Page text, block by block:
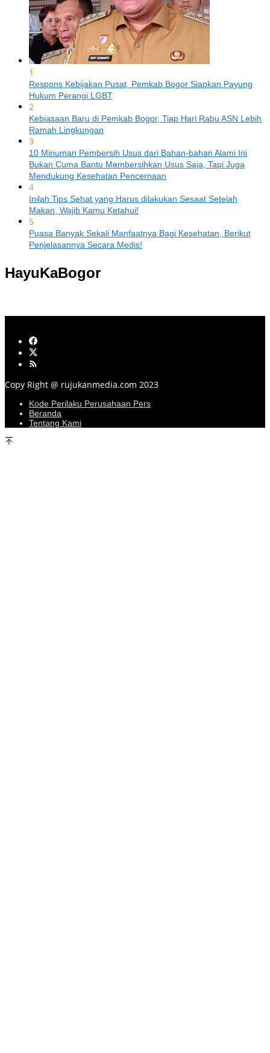
1
Respons Kebijakan Pusat, Pemkab Bogor Siapkan Payung
Hukum Perangi LGBT
2
Kebiasaan Baru di Pemkab Bogor, Tiap Hari Rabu ASN Lebih
Ramah Lingkungan
3
10 Minuman Pembersih Usus dari Bahan-bahan Alami Ini
Bukan Cuma Bantu Membersihkan Usus Saja, Tapi Juga
Mendukung Kesehatan Pencernaan
4
Inilah Tips Sehat yang Harus dilakukan Sesaat Setelah
Makan, Wajib Kamu Ketahui!
5
Puasa Banyak Sekali Manfaatnya Bagi Kesehatan, Berikut
Penjelasannya Secara Medis!
HayuKaBogor
Copy Right @ rujukanmedia.com 2023
Kode Perilaku Perusahaan Pers
Beranda
Tentang Kami